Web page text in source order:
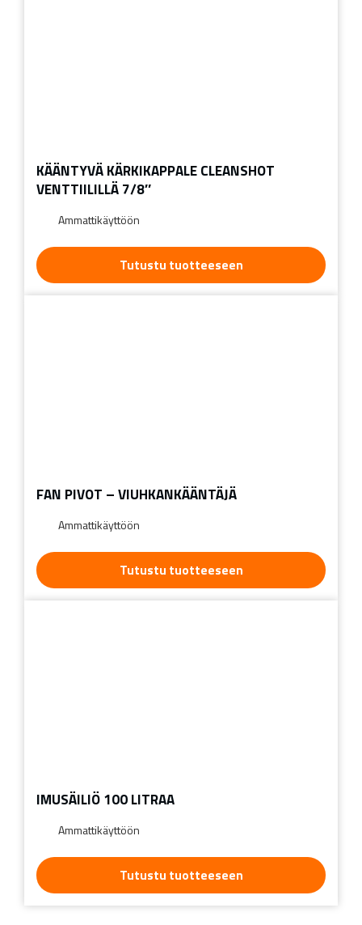
KÄÄNTYVÄ KÄRKIKAPPALE CLEANSHOT
VENTTIILILLÄ 7/8″
Ammattikäyttöön
Tutustu tuotteeseen
FAN PIVOT – VIUHKANKÄÄNTÄJÄ
Ammattikäyttöön
Tutustu tuotteeseen
IMUSÄILIÖ 100 LITRAA
Ammattikäyttöön
Tutustu tuotteeseen